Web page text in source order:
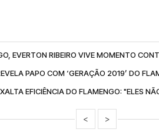
EVERTON RIBEIRO VIVE MOMENTO
PAPO COM ‘GERAÇÃO 2019’ DO
EFICIÊNCIA DO FLAMENGO: "ELES
< >